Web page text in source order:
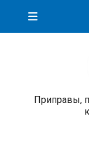
Приправы,